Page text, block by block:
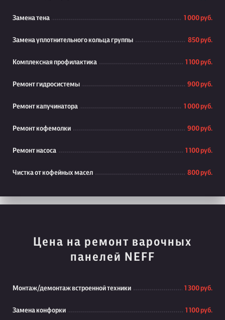
Замена тена 1 000 руб.
Замена уплотнительного кольца группы 850 руб.
Комплексная профилактика 1 100 руб.
Ремонт гидросистемы 900 руб.
Ремонт капучинатора 1 000 руб.
Ремонт кофемолки 900 руб.
Ремонт насоса 1 100 руб.
Чистка от кофейных масел 800 руб.
Цена на ремонт варочных
панелей NEFF
Монтаж/демонтаж встроенной техники 1 300 руб.
Замена конфорки 1 100 руб.